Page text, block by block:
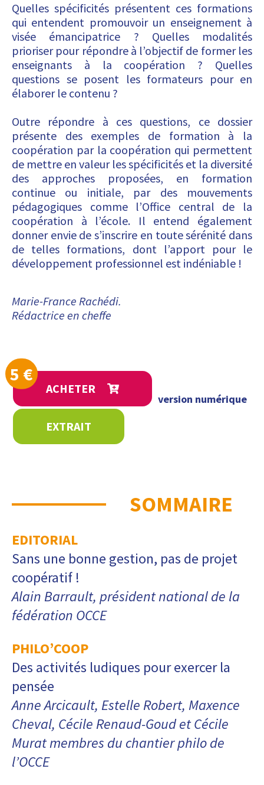
Quelles spécificités présentent ces formations
qui entendent promouvoir un enseignement à
visée émancipatrice ? Quelles modalités
prioriser pour répondre à l’objectif de former les
enseignants à la coopération ? Quelles
questions se posent les formateurs pour en
élaborer le contenu ?
Outre répondre à ces questions, ce dossier
présente des exemples de formation à la
coopération par la coopération qui permettent
de mettre en valeur les spécificités et la diversité
des approches proposées, en formation
continue ou initiale, par des mouvements
pédagogiques comme l’Office central de la
coopération à l’école. Il entend également
donner envie de s’inscrire en toute sérénité dans
de telles formations, dont l’apport pour le
développement professionnel est indéniable !
Marie-France Rachédi.
Rédactrice en cheffe
5 €
ACHETER
version numérique
EXTRAIT
SOMMAIRE
EDITORIAL
Sans une bonne gestion, pas de projet
coopératif !
Alain Barrault, président national de la
fédération OCCE
PHILO’COOP
Des activités ludiques pour exercer la
pensée
Anne Arcicault, Estelle Robert, Maxence
Cheval, Cécile Renaud-Goud et Cécile
Murat membres du chantier philo de
l’OCCE